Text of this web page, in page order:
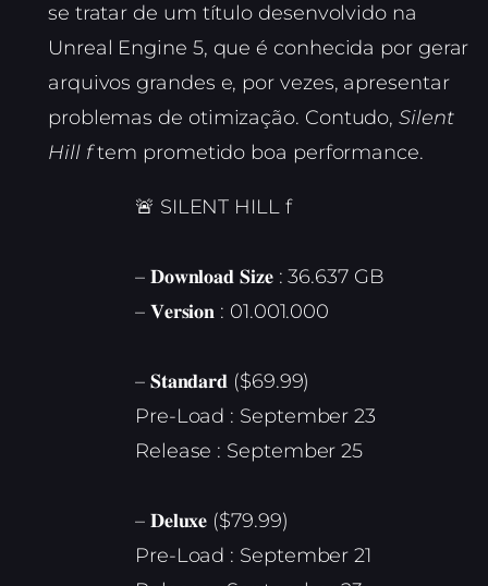
se tratar de um título desenvolvido na
Unreal Engine 5, que é conhecida por gerar
arquivos grandes e, por vezes, apresentar
problemas de otimização. Contudo,Silent
Hill ftem prometido boa performance.
🚨 SILENT HILL f
– 𝐃𝐨𝐰𝐧𝐥𝐨𝐚𝐝 𝐒𝐢𝐳𝐞 : 36.637 GB
– 𝐕𝐞𝐫𝐬𝐢𝐨𝐧 : 01.001.000
– 𝐒𝐭𝐚𝐧𝐝𝐚𝐫𝐝 ($69.99)
Pre-Load : September 23
Release : September 25
– 𝐃𝐞𝐥𝐮𝐱𝐞 ($79.99)
Pre-Load : September 21